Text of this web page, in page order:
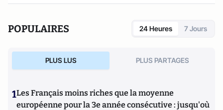
POPULAIRES 24 Heures 7 Jours
PLUS LUS PLUS PARTAGES
1Les Français moins riches que la moyenne
européenne pour la 3e année consécutive : jusqu'où